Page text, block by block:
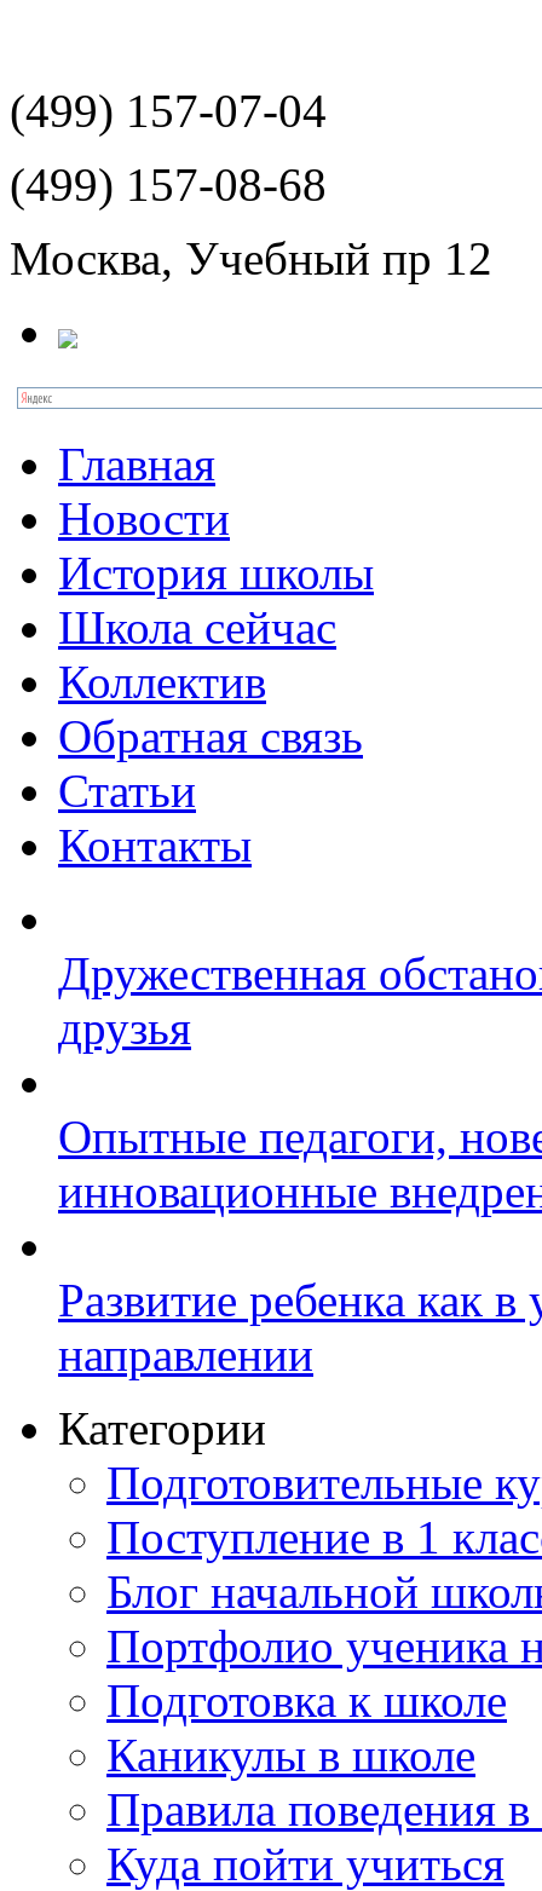
(499) 157-07-04
(499) 157-08-68
Москва, Учебный пр 12
Главная
Новости
История школы
Школа сейчас
Коллектив
Обратная связь
Статьи
Контакты
Дружественная
друзья
Опытные педагоги,
инновационные
Развитие ребенка как
направлении
Категории
Подготовительные
Поступление в 1
Блог начальной
Портфолио ученика
Подготовка к школе
Каникулы в школе
Правила поведения
Куда пойти учиться